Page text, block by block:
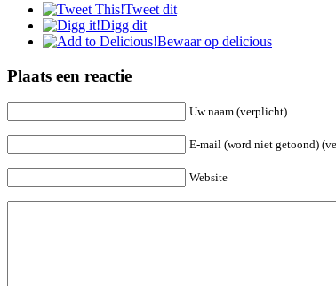
Tweet dit
Digg dit
Bewaar op delicious
Plaats een reactie
Uw naam (verplicht)
E-mail (word niet getoond)
Website